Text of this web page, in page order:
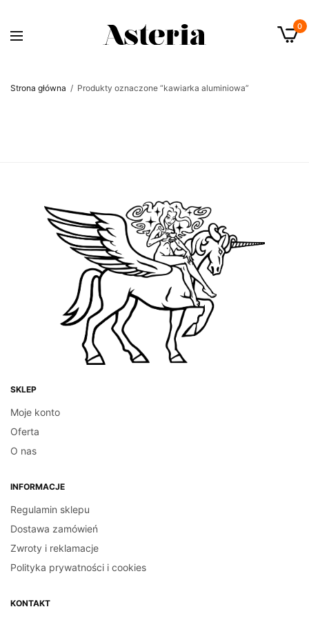
0
Strona główna / Produkty oznaczone “kawiarka aluminiowa”
SKLEP
Moje konto
Oferta
O nas
INFORMACJE
Regulamin sklepu
Dostawa zamówień
Zwroty i reklamacje
Polityka prywatności i cookies
KONTAKT